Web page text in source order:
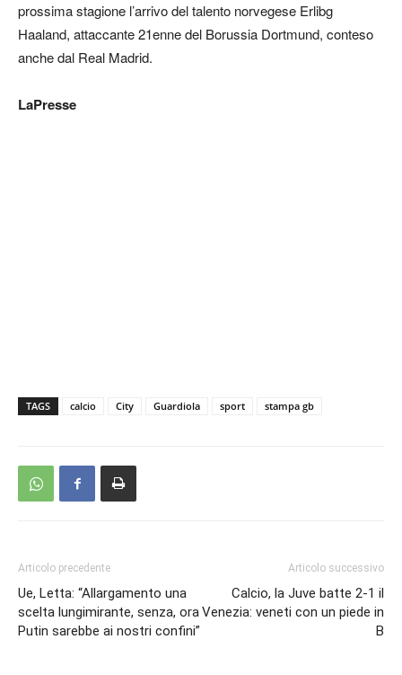
prossima stagione l’arrivo del talento norvegese Erlibg
Haaland, attaccante 21enne del Borussia Dortmund, conteso
anche dal Real Madrid.
LaPresse
TAGS calcio City Guardiola sport stampa gb
Articolo precedente
Ue, Letta: “Allargamento una
scelta lungimirante, senza, ora
Putin sarebbe ai nostri confini”
Articolo successivo
Calcio, la Juve batte 2-1 il
Venezia: veneti con un piede in
B